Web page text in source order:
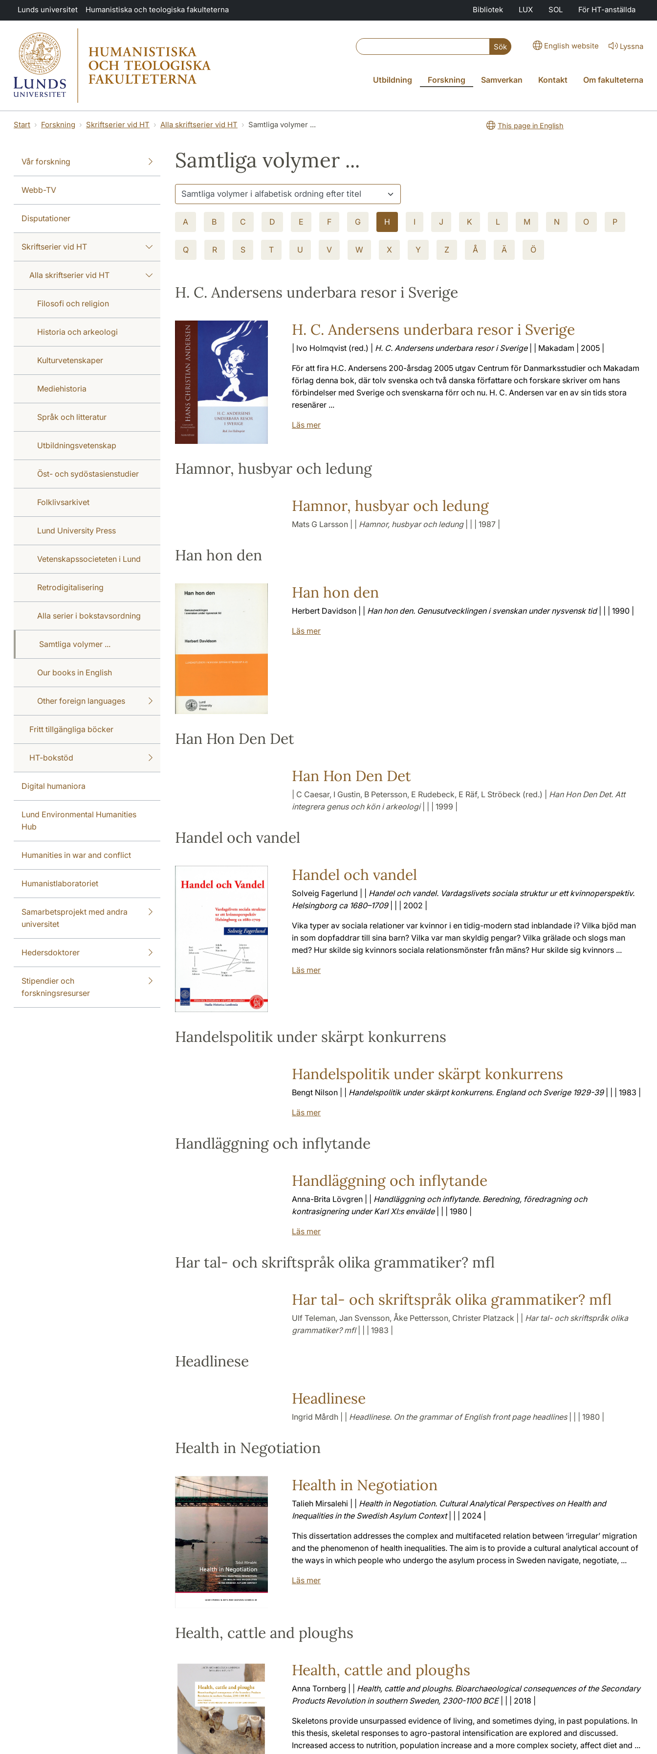
Hoppa till huvudinnehåll
Lunds universitet Humanistiska och teologiska fakulteterna Bibliotek LUX SOL För HT-anställda
Sök English website Lyssna
Utbildning Forskning Samverkan Kontakt Om fakulteterna
Start Forskning Skriftserier vid HT Alla skriftserier vid HT Samtliga volymer ... This page in English
Vår forskning
Webb-TV
Disputationer
Skriftserier vid HT
Alla skriftserier vid HT
Filosofi och religion
Historia och arkeologi
Kulturvetenskaper
Mediehistoria
Språk och litteratur
Utbildningsvetenskap
Öst- och sydöstasienstudier
Folklivsarkivet
Lund University Press
Vetenskapssocieteten i Lund
Retrodigitalisering
Alla serier i bokstavsordning
Samtliga volymer ...
Our books in English
Other foreign languages
Fritt tillgängliga böcker
HT-bokstöd
Digital humaniora
Lund Environmental Humanities
Hub
Humanities in war and conflict
Humanistlaboratoriet
Samarbetsprojekt med andra
universitet
Hedersdoktorer
Stipendier och
forskningsresurser
Samtliga volymer ...
A B C D E F G H I J K L M N O P
Q R S T U V W X Y Z Å Ä Ö
H. C. Andersens underbara resor i Sverige
H. C. Andersens underbara resor i Sverige
| Ivo Holmqvist (red.) | H. C. Andersens underbara resor i Sverige| | Makadam | 2005 |
För att fira H.C. Andersens 200-årsdag 2005 utgav Centrum för Danmarksstudier och Makadam
förlag denna bok, där tolv svenska och två danska författare och forskare skriver om hans
förbindelser med Sverige och svenskarna förr och nu. H. C. Andersen var en av sin tids stora
resenärer ...
Läs mer
Hamnor, husbyar och ledung
Hamnor, husbyar och ledung
Mats G Larsson | | Hamnor, husbyar och ledung| | | 1987 |
Han hon den
Han hon den
Herbert Davidson | | Han hon den. Genusutvecklingen i svenskan under nysvensk tid| | | 1990 |
Läs mer
Han Hon Den Det
Han Hon Den Det
| C Caesar, I Gustin, B Petersson, E Rudebeck, E Räf, L Ströbeck (red.) | Han Hon Den Det. Att
integrera genus och kön i arkeologi| | | 1999 |
Handel och vandel
Handel och vandel
Solveig Fagerlund | | Handel och vandel. Vardagslivets sociala struktur ur ett kvinnoperspektiv.
Helsingborg ca 1680–1709| | | 2002 |
Vika typer av sociala relationer var kvinnor i en tidig-modern stad inblandade i? Vilka bjöd man
in som dopfaddrar till sina barn? Vilka var man skyldig pengar? Vilka grälade och slogs man
med? Hur skilde sig kvinnors sociala relationsmönster från mäns? Hur skilde sig kvinnors ...
Läs mer
Handelspolitik under skärpt konkurrens
Handelspolitik under skärpt konkurrens
Bengt Nilson | | Handelspolitik under skärpt konkurrens. England och Sverige 1929-39| | | 1983 |
Läs mer
Handläggning och inflytande
Handläggning och inflytande
Anna-Brita Lövgren | | Handläggning och inflytande. Beredning, föredragning och
kontrasignering under Karl XI:s envälde| | | 1980 |
Läs mer
Har tal- och skriftspråk olika grammatiker? mfl
Har tal- och skriftspråk olika grammatiker? mfl
Ulf Teleman, Jan Svensson, Åke Pettersson, Christer Platzack | | Har tal- och skriftspråk olika
grammatiker? mfl| | | 1983 |
Headlinese
Headlinese
Ingrid Mårdh | | Headlinese. On the grammar of English front page headlines| | | 1980 |
Health in Negotiation
Health in Negotiation
Talieh Mirsalehi | | Health in Negotiation. Cultural Analytical Perspectives on Health and
Inequalities in the Swedish Asylum Context| | | 2024 |
This dissertation addresses the complex and multifaceted relation between ‘irregular’ migration
and the phenomenon of health inequalities. The aim is to provide a cultural analytical account of
the ways in which people who undergo the asylum process in Sweden navigate, negotiate, ...
Läs mer
Health, cattle and ploughs
Health, cattle and ploughs
Anna Tornberg | | Health, cattle and ploughs. Bioarchaeological consequences of the Secondary
Products Revolution in southern Sweden, 2300-1100 BCE| | | 2018 |
Skeletons provide unsurpassed evidence of living, and sometimes dying, in past populations. In
this thesis, skeletal responses to agro-pastoral intensification are explored and discussed.
Increased access to nutrition, population increase and a more complex society, affect diet and ...